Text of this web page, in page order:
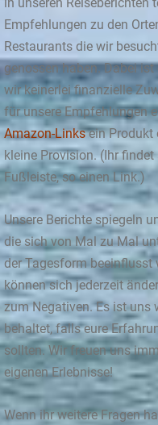
Empfehlungen zu den
Restaurants die wir
genossen haben. Dabei
wir keinerlei finanzielle
für unsere Empfehlungen
Amazon-Links ein Produkt
kleine Provision. (Ihr
Fußleiste, so einen Link.)
Unsere Berichte spiegeln
die sich von Mal zu Mal
der Tagesform beeinflusst
können sich jederzeit
zum Negativen. Es ist
behaltet, falls eure
sollten. Wir freuen uns
eigenen Erlebnisse!
Wenn ihr weitere Fragen